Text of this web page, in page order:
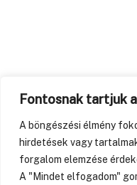
Fontosnak tartjuk
A böngészési élmény
hirdetések vagy
forgalom elemzése
A "Mindet elfogadom"